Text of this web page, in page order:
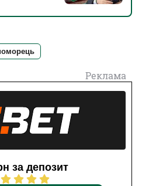
Реклама
за депозит